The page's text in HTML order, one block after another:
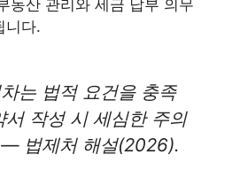
동산 관리와 세금 납부 의무
니다.
는 법적 요건을 충족
서 작성 시 세심한 주의
법제처 해설(2026).